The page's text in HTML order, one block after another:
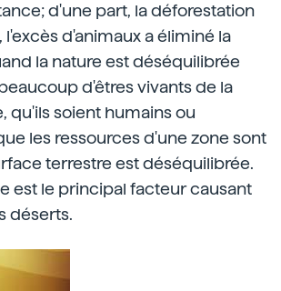
d'une part, la déforestation
l'excès d'animaux a éliminé la
la nature est déséquilibrée
d'êtres vivants de la
qu'ils soient humains ou
les ressources d'une zone sont
terrestre est déséquilibrée.
est le principal facteur causant
déserts.